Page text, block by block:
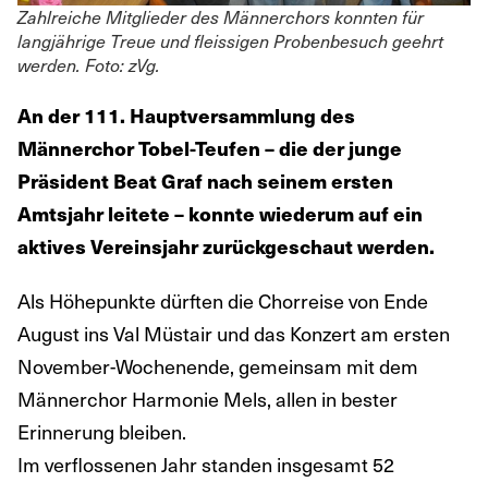
Zahlreiche Mitglieder des Männerchors konnten für
langjährige Treue und fleissigen Probenbesuch geehrt
werden. Foto: zVg.
An der 111. Hauptversammlung des
Männerchor Tobel-Teufen – die der junge
Präsident Beat Graf nach seinem ersten
Amtsjahr leitete – konnte wiederum auf ein
aktives Vereinsjahr zurückgeschaut werden.
Als Höhepunkte dürften die Chorreise von Ende
August ins Val Müstair und das Konzert am ersten
November-Wochenende, gemeinsam mit dem
Männerchor Harmonie Mels, allen in bester
Erinnerung bleiben.
Im verflossenen Jahr standen insgesamt 52